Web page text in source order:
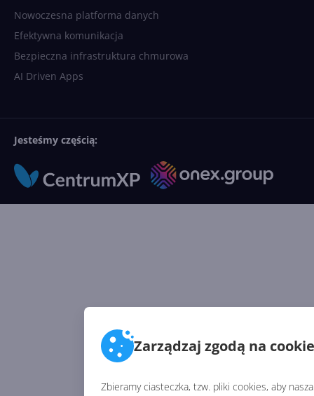
Zarządzaj zgodą na
Zbieramy ciasteczka, tzw. pliki cookies, aby
Nowoczesna platforma danych
Efektywna komunikacja
Bezpieczna infrastruktura chmurowa
AI Driven Apps
Jesteśmy częścią: